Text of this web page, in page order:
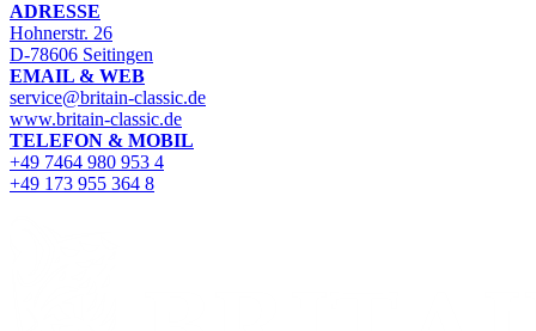
ADRESSE
Hohnerstr. 26
D-78606 Seitingen
EMAIL & WEB
service@britain-classic.de
www.britain-classic.de
TELEFON & MOBIL
+49 7464 980 953 4
+49 173 955 364 8